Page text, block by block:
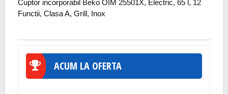
Cuptor incorporabil Beko OIM 25501X, Electric, 65 l, 12
Functii, Clasa A, Grill, Inox
ACUM LA OFERTA